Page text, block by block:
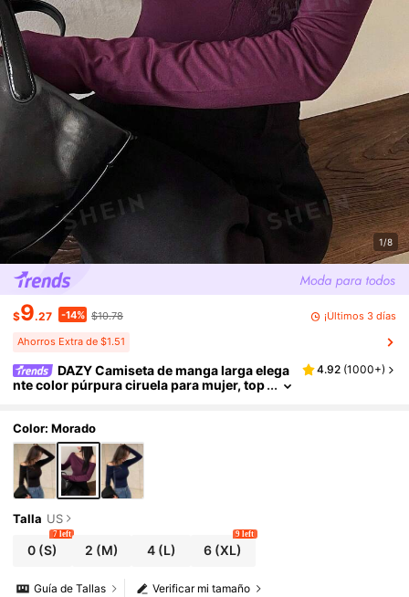
1/8
$9.27 -14% $10.78 ¡Últimos 3 días
Ahorros Extra de $1.51
DAZY Camiseta de manga larga elega
nte color púrpura ciruela para mujer, top
eso a la escuela
4.92 (1000+)
Color: Morado
Talla US
0 (S)
7 left
2 (M) 4(L) 6 (XL)
9 left
Verificar mi tamaño
Guía de Tallas